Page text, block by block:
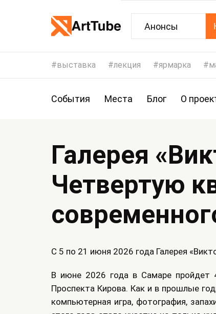
Анонсы
выставка лекция ярмарка
События Места Блог О
Галерея
Четвертую
С 5 по 21 июня 2026 года Галерея
В июне 2026 года в Самаре пройдет
Проспекта Кирова. Как и в прошлые
компьютерная игра, фотография,